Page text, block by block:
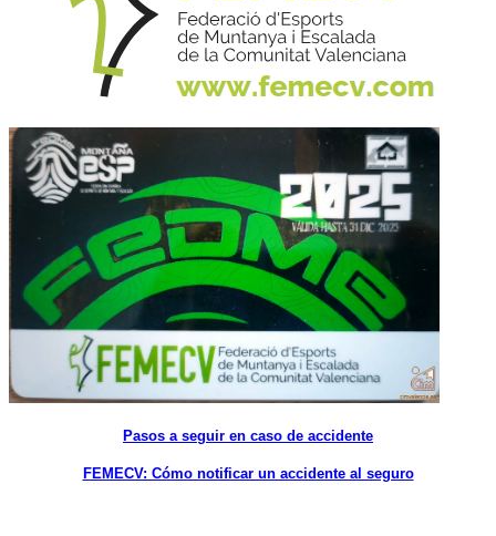
Pasos a seguir en caso de accidente
FEMECV: Cómo notificar un accidente al seguro